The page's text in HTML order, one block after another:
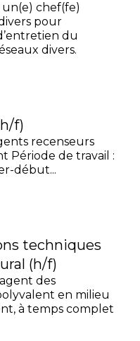
chef(fe)
pour
du
divers.
f)
recenseurs
Période de travail :
début...
techniques
(h/f)
des
en milieu
à temps complet